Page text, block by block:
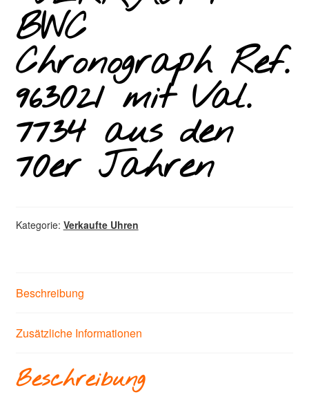
BWC
Chronograph Ref.
963021 mit Val.
7734 aus den
70er Jahren
Kategorie: Verkaufte Uhren
Beschreibung
Zusätzliche Informationen
Beschreibung